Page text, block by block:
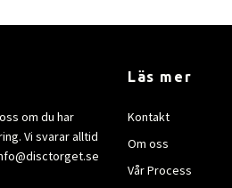
om du har
Vi svarar alltid
Läs mer
Kontakt
Om oss
Vår Process